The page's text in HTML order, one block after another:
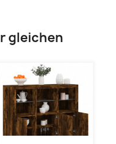
gleichen